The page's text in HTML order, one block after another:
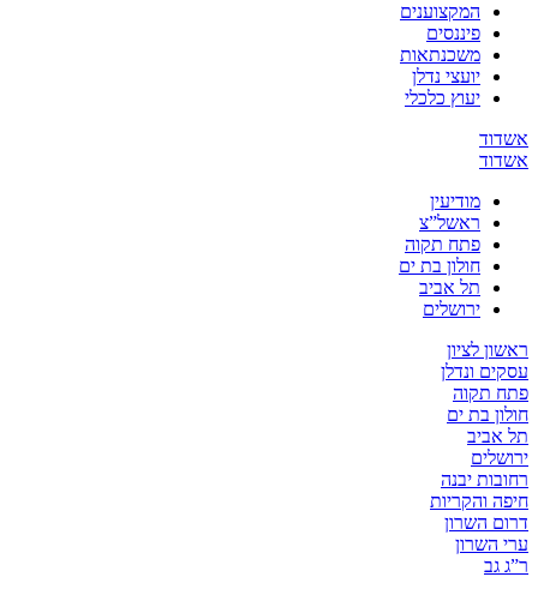
המקצוענים
פיננסים
משכנתאות
יועצי נדלן
יעוץ כלכלי
מודיעין
ראשל”צ
פתח תקוה
חולון בת ים
תל אביב
ירושלים
לציון
ונדלן
תקוה
בת ים
אביב
יבנה
והקריות
השרון
השרון
גב